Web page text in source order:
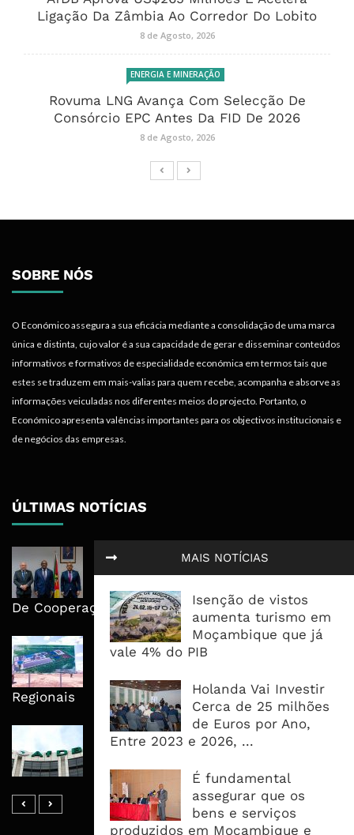
MAIS NOTÍCIAS
Isenção de vistos
aumenta turismo em
Moçambique que já
vale 4% do PIB
Holanda Vai Investir
Cerca de 25 milhões
de Euros por Ano,
Entre 2023 e 2026, ...
É fundamental
assegurar que os
bens e serviços
produzidos em Moçambique e
Ligação Da Zâmbia Ao Corredor Do Lobito
8 de Agosto, 2026
ENERGIA E MINERAÇÃO
Rovuma LNG Avança Com Selecção De
Consórcio EPC Antes Da FID De 2026
8 de Agosto, 2026
SOBRE NÓS
O Económico assegura a sua eficácia mediante a consolidação de uma marca
única e distinta, cujo valor é a sua capacidade de gerar e disseminar conteúdos
informativos e formativos de especialidade económica em termos tais que
estes se traduzem em mais-valias para quem recebe, acompanha e absorve as
informações veiculadas nos diferentes meios do projecto. Portanto, o
Económico apresenta valências importantes para os objectivos institucionais e
de negócios das empresas.
ÚLTIMAS NOTÍCIAS
Moçambique E ECA Colocam
Emprego, Industrialização E
Execução No Centro Da Nova Agenda
De Cooperação
Nova Capacidade Cimenteira Coloca
Moçambique No Caminho Da Auto-
Suficiência E Das Exportações
Regionais
AfDB Aprova US$265 Milhões E
Acelera Ligação Da Zâmbia Ao
Corredor Do Lobito